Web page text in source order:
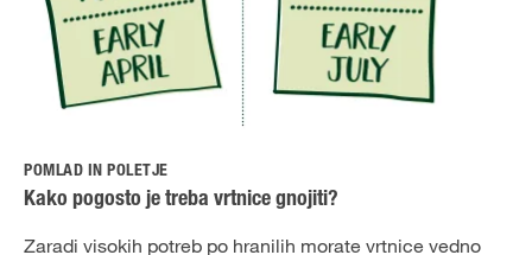
POMLAD IN POLETJE
Kako pogosto je treba vrtnice gnojiti?
Zaradi visokih potreb po hranilih morate vrtnice vedno